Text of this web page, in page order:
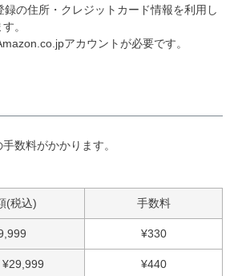
の住所・クレジットカード情報を利用し
。
アカウントが必要です。
数料がかかります。
(税込) 手数料
¥330
¥29,999 ¥440